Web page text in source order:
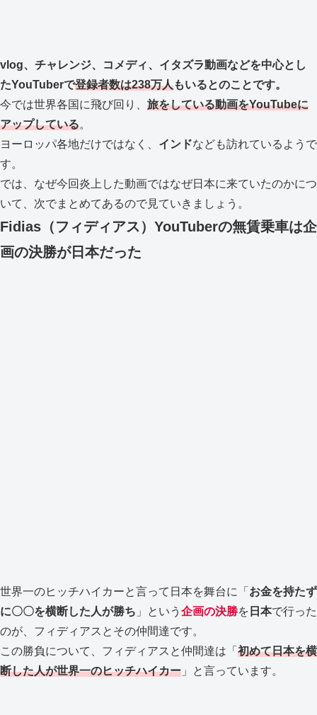
vlog、チャレンジ、コメディ、イタズラ動画などを中心とし
たYouTuberで登録者数は238万人もいるとのことです。
今では世界各国に飛び回り、 旅をしている動画をYouTubeに
アップしている。
ヨーロッパ各地だけではなく、 インドなども訪れているようで
す。
では、なぜ今回炎上した動画ではなぜ日本に来ていたのかにつ
いて、次でまとめてあるので見ていきましょう。
Fidias（フィディアス）YouTuberの無賃乗車は企
画の決勝が日本だった
世界一のヒッチハイカーと言って日本を舞台に「 お金を持たず
に〇〇を横断した人が勝ち 」という 企画の決勝を 日本で行った
のが、フィディアスとその仲間達です。
この勝負について、フィディアスと仲間達は「 初めて日本を横
断した人が世界一のヒッチハイカー 」と言っています。